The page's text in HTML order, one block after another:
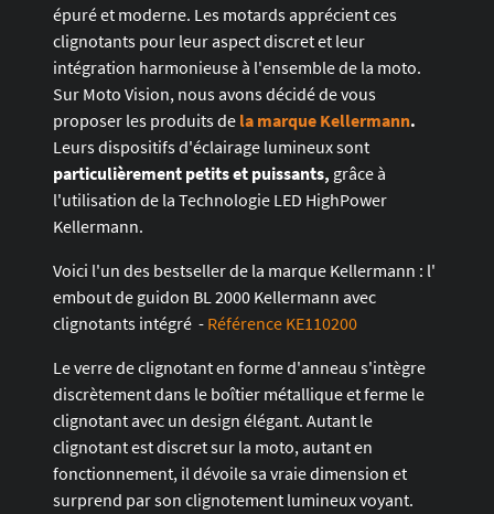
épuré et moderne. Les motards apprécient ces
clignotants pour leur aspect discret et leur
intégration harmonieuse à l'ensemble de la moto.
Sur Moto Vision, nous avons décidé de vous
proposer les produits de la marque Kellermann.
Leurs dispositifs d'éclairage lumineux sont
particulièrement petits et puissants, grâce à
l'utilisation de la Technologie LED HighPower
Kellermann.
Voici l'un des bestseller de la marque Kellermann : l'
embout de guidon BL 2000 Kellermann avec
clignotants intégré - Référence KE110200
Le verre de clignotant en forme d'anneau s'intègre
discrètement dans le boîtier métallique et ferme le
clignotant avec un design élégant. Autant le
clignotant est discret sur la moto, autant en
fonctionnement, il dévoile sa vraie dimension et
surprend par son clignotement lumineux voyant.